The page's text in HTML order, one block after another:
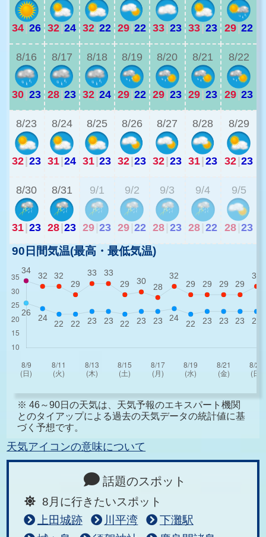
34|26 32|24 32|22 29|22 33|23 33|23 29|22
8/16
30|23
8/17
28|23
8/18
32|24
8/19
29|22
8/20
29|23
8/21
29|23
8/22
29|23
8/23
32|23
8/24
31|24
8/25
31|23
8/26
32|23
8/27
32|23
8/28
31|23
8/29
32|23
8/30
31|23
8/31
28|23
9/1
29 23
9/2
29 22
9/3
28 23
9/4
28 22
9/5
28 23
90日間気温(最高・最低気温)
※ 46～90日の天気は、天気予報のエキスパート機関
とのタイアップによる過去の天気データの統計値に基
づく予想です。
天気アイコンの意味について
話題のスポット
8月に行きたいスポット
上田城跡
川平湾
下灘駅